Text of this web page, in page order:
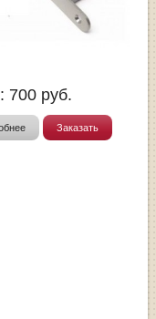
700 руб.
Заказать